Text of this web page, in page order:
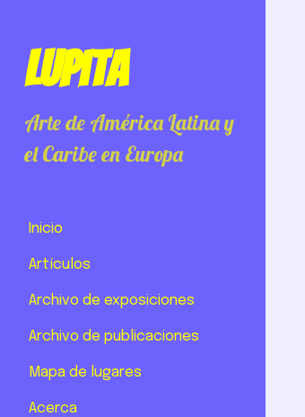
Lupita
Arte de América Latina y
el Caribe en Europa
Inicio
Artículos
Archivo de exposiciones
Archivo de publicaciones
Mapa de lugares
Acerca